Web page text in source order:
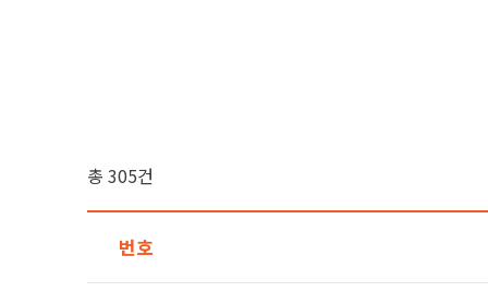
총 305건
번호